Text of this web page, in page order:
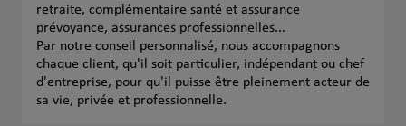
retraite, complémentaire santé et assurance
prévoyance, assurances professionnelles...
Par notre conseil personnalisé, nous accompagnons
chaque client, qu'il soit particulier, indépendant ou chef
d'entreprise, pour qu'il puisse être pleinement acteur de
sa vie, privée et professionnelle.